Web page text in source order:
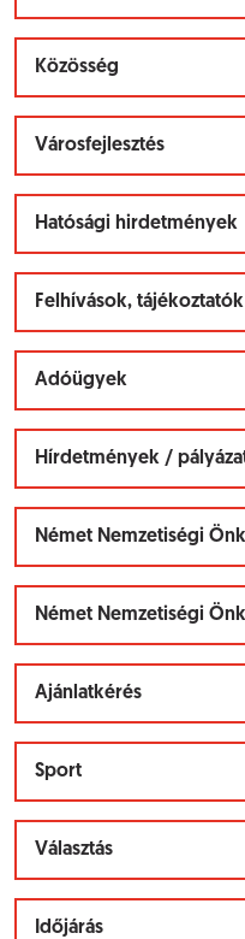
Közösség
Városfejlesztés
Hatósági hirdetmények
Felhívások, tájékoztatók
Adóügyek
Hírdetmények /
Német Nemzetiségi
Német Nemzetiségi
Ajánlatkérés
Sport
Választás
Időjárás